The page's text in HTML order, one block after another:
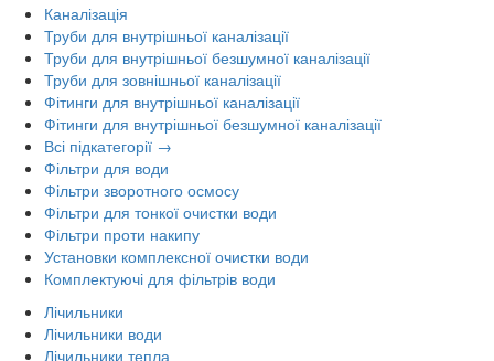
Каналізація
Труби для внутрішньої каналізації
Труби для внутрішньої безшумної каналізації
Труби для зовнішньої каналізації
Фітинги для внутрішньої каналізації
Фітинги для внутрішньої безшумної каналізації
Всі підкатегорії →
Фільтри для води
Фільтри зворотного осмосу
Фільтри для тонкої очистки води
Фільтри проти накипу
Установки комплексної очистки води
Комплектуючі для фільтрів води
Лічильники
Лічильники води
Лічильники тепла